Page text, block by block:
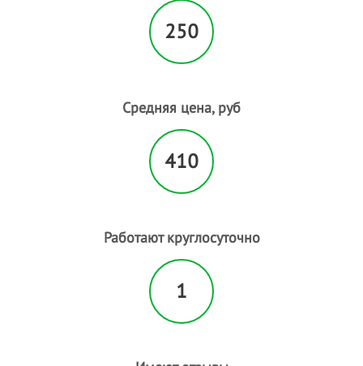
250
Средняя цена, руб
410
Работают круглосуточно
1